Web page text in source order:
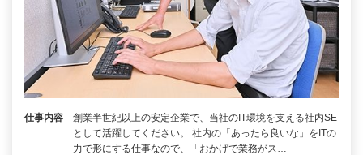
仕事内容
創業半世紀以上の安定企業で、当社のIT環境を支える社内SE
として活躍してください。 社内の「あったら良いな」をITの
力で形にする仕事なので、「おかげで業務がス…